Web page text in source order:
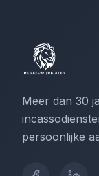
Meer dan 30
persoonlijke